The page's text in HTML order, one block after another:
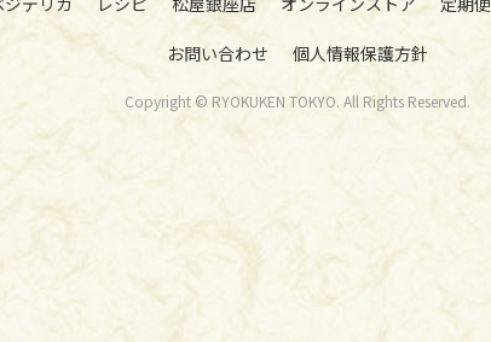
お問い合わせ 個人情報保護方針
Copyright © RYOKUKEN TOKYO. All Rights Reserved.